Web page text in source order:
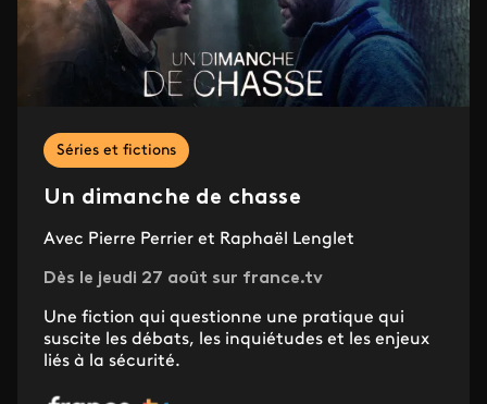
Séries et fictions
Un dimanche de chasse
Avec Pierre Perrier et Raphaël Lenglet
Dès le jeudi 27 août sur france.tv
Une fiction qui questionne une pratique qui
suscite les débats, les inquiétudes et les enjeux
liés à la sécurité.